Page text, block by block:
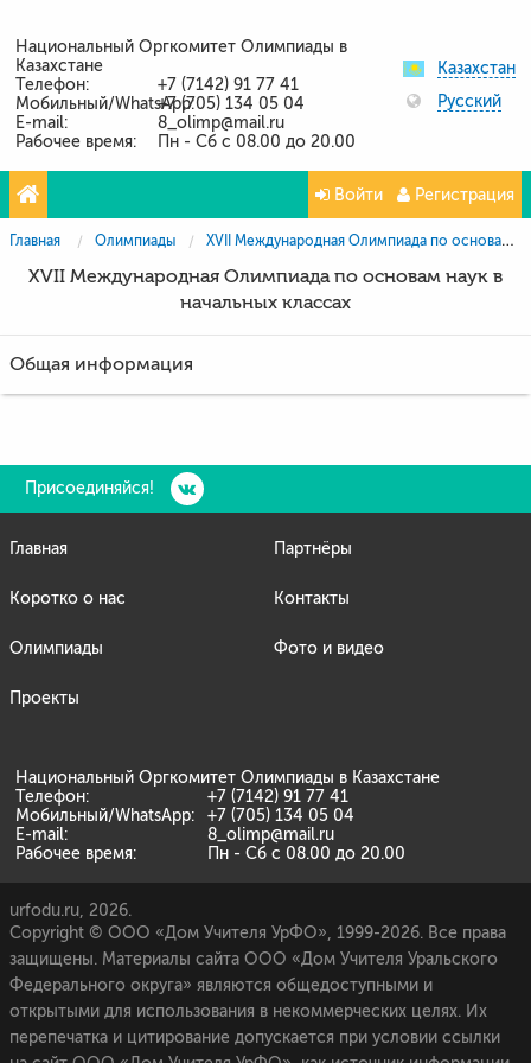
Национальный Оргкомитет Олимпиады в
Казахстане
Телефон:
+7 (7142) 91 77 41
Мобильный/WhatsApp:+7 (705) 134 05 04
E-mail:
8_olimp@mail.ru
Рабочее время:
Пн - Сб с 08.00 до 20.00
Казахстан
Русский
Войти Регистрация
Главная Олимпиады XVII Международная Олимпиада по основам наук в начальных классах
XVII Международная Олимпиада по основам наук в
начальных классах
Общая информация
Присоединяйся!
Главная
Коротко о нас
Олимпиады
Проекты
Партнёры
Контакты
Фото и видео
Национальный Оргкомитет Олимпиады в Казахстане
Телефон:
+7 (7142) 91 77 41
Мобильный/WhatsApp:
+7 (705) 134 05 04
E-mail:
8_olimp@mail.ru
Рабочее время:
Пн - Сб с 08.00 до 20.00
urfodu.ru, 2026.
Copyright © ООО «Дом Учителя УрФО», 1999-2026. Все права
защищены. Материалы сайта ООО «Дом Учителя Уральского
Федерального округа» являются общедоступными и
открытыми для использования в некоммерческих целях. Их
перепечатка и цитирование допускается при условии ссылки